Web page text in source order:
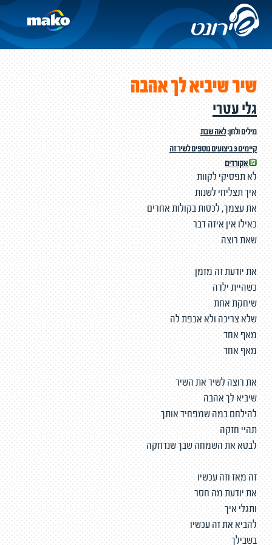
שיר שיביא לך אהבה
גלי עטרי
מילים ולחן:לאה שבת
קיימים 3 ביצועים נוספים לשיר זה
אקורדים
לא תפסיקי לקוות
איך תצליחי לשנות
את עצמך, לכסות בקולות אחרים
כאילו אין איזה דבר
שאת רוצה
את יודעת זה מזמן
כשהיית ילדה
שיחקת אחת
שלא צריכה ולא אכפת לה
מאף אחד
מאף אחד
את רוצה לשיר את השיר
שיביא לך אהבה
להילחם במה שמפחיד אותך
תהיי חזקה
לבטא את השמחה שבך שנדחקה
זה מאז וזה עכשיו
את יודעת מה חסר
ותגלי איך
להביא את זה עכשיו
בשבילך